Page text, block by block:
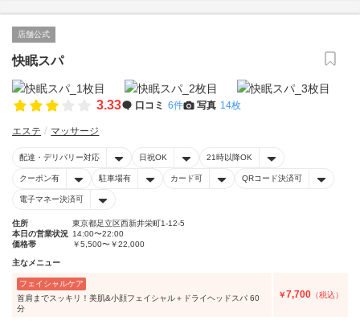
店舗公式
快眠スパ
3.33 口コミ 6件 写真 14枚
エステ マッサージ
配達・デリバリー対応 日祝OK 21時以降OK
クーポン有 駐車場有 カード可 QRコード決済可
電子マネー決済可
住所
東京都足立区西新井栄町1-12-5
本日の営業状況 14:00〜22:00
価格帯
￥5,500〜￥22,000
主なメニュー
フェイシャルケア
首肩までスッキリ！美肌&小顔フェイシャル＋ドライヘッドスパ 60
分
￥7,700 （税込）